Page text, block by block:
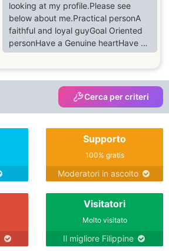
looking at my profile.Please see
below about me.Practical personA
faithful and loyal guyGoal Oriented
personHave a Genuine heartHave a
good sense of humourVery
emotional and respect
sentimentsLoving, respecting and
caring personLove adventure and
natureThank you very much for
and God Bless you always.Kind
Cerca per criteri
Supporto
100% gratis
Moderatori in ascolto
Visitatori
Molto visitato
Il migliore Filippine